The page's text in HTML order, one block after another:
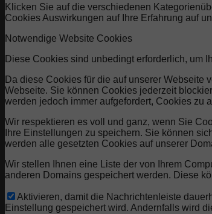
Klicken Sie auf die verschiedenen
Cookies Auswirkungen auf Ihre Erfahrung auf
Notwendige Website Cookies
Diese Cookies sind unbedingt erforderlich, um
Da diese Cookies für die auf unserer
Webseite. Sie können Cookies jederzeit
werden jedoch immer aufgefordert, Cookies zu
Wir respektieren es voll und ganz, wenn Sie
Ihre Einstellungen zu speichern. Sie können
werden alle gesetzten Cookies auf unserer
Wir stellen Ihnen eine Liste der von Ihrem
anderen Domains gespeichert werden. Diese
Aktivieren, damit die Nachrichtenleiste
Einstellung gespeichert wird. Andernfalls wird